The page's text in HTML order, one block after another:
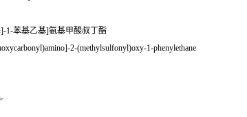
1-苯基乙基]氨基甲酸叔丁酯
2-(methylsulfonyl)oxy-1-phenylethane